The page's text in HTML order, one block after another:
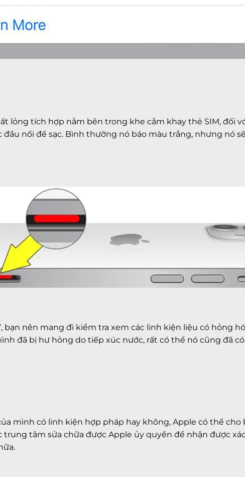
lỏng tích hợp nằm bên trong khe cắm khay thẻ SIM, đối
nối đế sạc. Bình thường nó báo màu trắng, nhưng nó
bạn nên mang đi kiểm tra xem các linh kiện liệu có hỏng
đã bị hư hỏng do tiếp xúc nước, rất có thể nó cũng đã
mình có linh kiện hợp pháp hay không, Apple có thể cho
trung tâm sửa chữa được Apple ủy quyền để nhận được